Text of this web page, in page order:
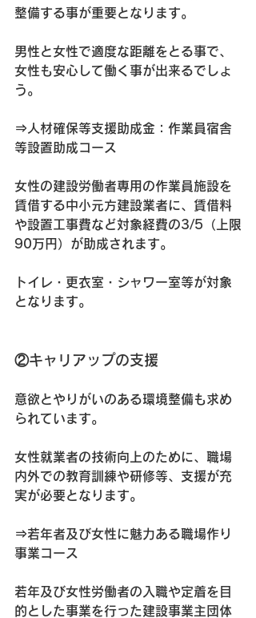
整備する事が重要となります。
男性と女性で適度な距離をとる事で、
女性も安心して働く事が出来るでしょ
う。
⇒人材確保等支援助成金：作業員宿舎
等設置助成コース
女性の建設労働者専用の作業員施設を
賃借する中小元方建設業者に、賃借料
や設置工事費など対象経費の3/5（上限
90万円）が助成されます。
トイレ・更衣室・シャワー室等が対象
となります。
②キャリアップの支援
意欲とやりがいのある環境整備も求め
られています。
女性就業者の技術向上のために、職場
内外での教育訓練や研修等、支援が充
実が必要となります。
⇒若年者及び女性に魅力ある職場作り
事業コース
若年及び女性労働者の入職や定着を目
的とした事業を行った建設事業主団体